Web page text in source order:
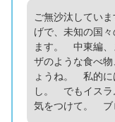
ご無沙汰してい
げで、未知の国
ます。 中東編
ザのような食べ
ょうね。 私的に
し。 でもイスラ
気をつけて。 ブ